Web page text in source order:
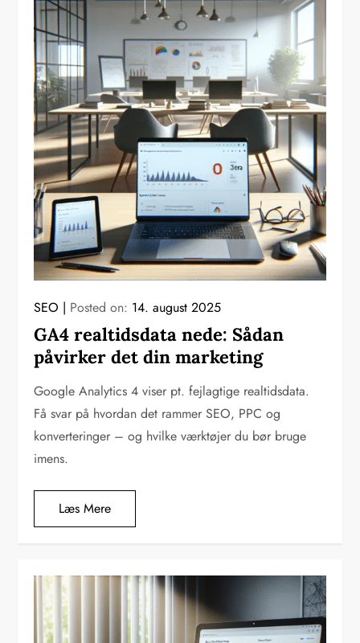
SEO Posted on: 14. august 2025
GA4 realtidsdata nede: Sådan
påvirker det din marketing
Google Analytics 4 viser pt. fejlagtige realtidsdata.
Få svar på hvordan det rammer SEO, PPC og
konverteringer – og hvilke værktøjer du bør bruge
imens.
Læs Mere